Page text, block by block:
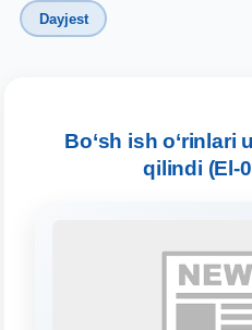
Dayjest
Bo‘sh ish o‘rinlari
qilindi (El-
TDYU qabul murojaatlari
chatiga xush kelibsiz.
Mavzuni tanlang — keyin shu